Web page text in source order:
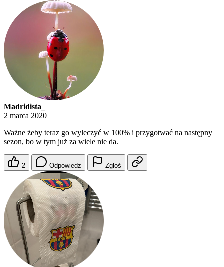
Madridista_
2 marca 2020
Ważne żeby teraz go wyleczyć w 100% i przygotwać na następny
sezon, bo w tym już za wiele nie da.
2 Odpowiedz Zgłoś